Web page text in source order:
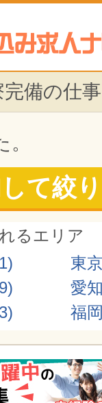
備の仕事
て絞
るエリア
東
愛
福